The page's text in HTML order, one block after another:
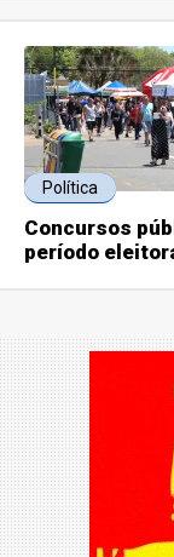
Política
Concursos
período